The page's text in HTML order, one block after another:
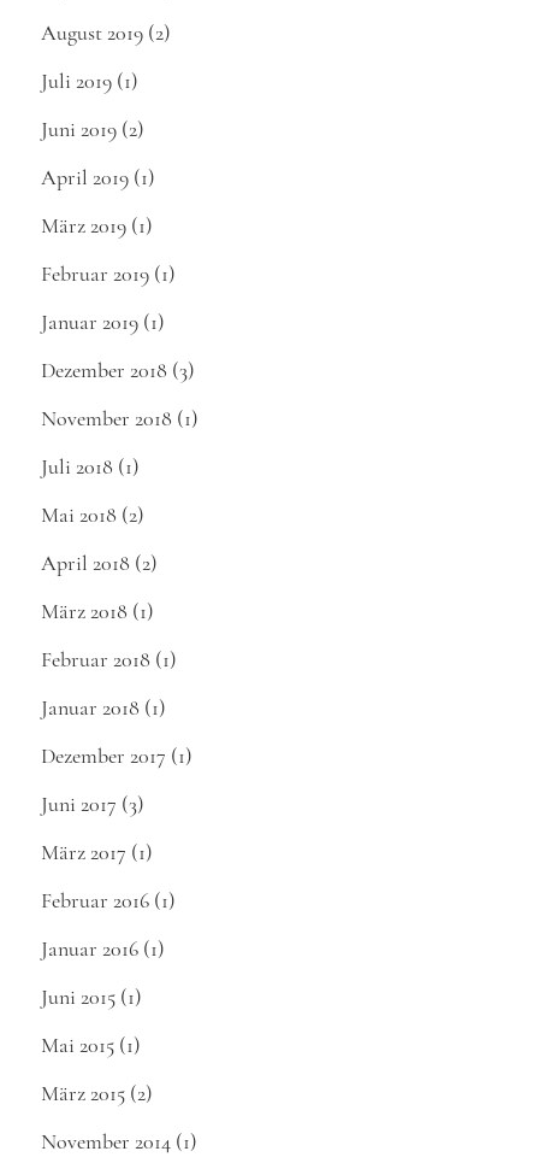
August 2019 (2)
Juli 2019 (1)
Juni 2019 (2)
April 2019 (1)
März 2019 (1)
Februar 2019 (1)
Januar 2019 (1)
Dezember 2018 (3)
November 2018 (1)
Juli 2018 (1)
Mai 2018 (2)
April 2018 (2)
März 2018 (1)
Februar 2018 (1)
Januar 2018 (1)
Dezember 2017 (1)
Juni 2017 (3)
März 2017 (1)
Februar 2016 (1)
Januar 2016 (1)
Juni 2015 (1)
Mai 2015 (1)
März 2015 (2)
November 2014 (1)